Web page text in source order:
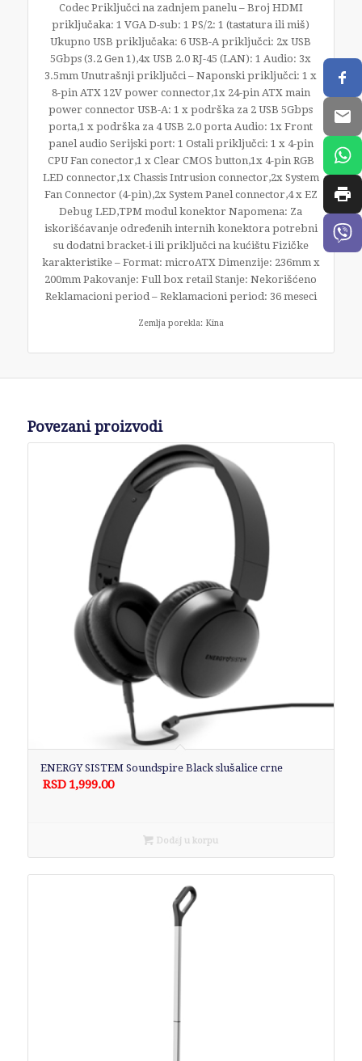
Codec Priključci na zadnjem panelu – Broj HDMI
priključaka: 1 VGA D-sub: 1 PS/2: 1 (tastatura ili miš)
Ukupno USB priključaka: 6 USB-A priključci: 2x USB
5Gbps (3.2 Gen 1),4x USB 2.0 RJ-45 (LAN): 1 Audio: 3x
3.5mm Unutrašnji priključci – Naponski priključci: 1 x
8-pin ATX 12V power connector,1x 24-pin ATX main
power connector USB-A: 1 x podrška za 2 USB 5Gbps
porta,1 x podrška za 4 USB 2.0 porta Audio: 1x Front
panel audio Serijski port: 1 Ostali priključci: 1 x 4-pin
CPU Fan conector,1 x Clear CMOS button,1x 4-pin RGB
LED connector,1x Chassis Intrusion connector,2x System
Fan Connector (4-pin),2x System Panel connector,4 x EZ
Debug LED,TPM modul konektor Napomena: Za
iskorišćavanje određenih internih konektora potrebni
su dodatni bracket-i ili priključci na kućištu Fizičke
karakteristike – Format: microATX Dimenzije: 236mm x
200mm Pakovanje: Full box retail Stanje: Nekorišćeno
Reklamacioni period – Reklamacioni period: 36 meseci
Zemlja porekla: Kina
Povezani proizvodi
ENERGY SISTEM Soundspire Black slušalice crne
RSD 1,999.00
Dodaj u korpu